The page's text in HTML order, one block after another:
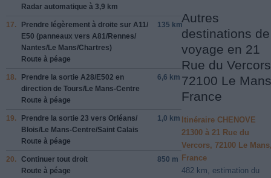
Radar automatique à 3,9 km
17. Prendre légèrement à droite sur A11/
E50 (panneaux vers A81/Rennes/
Nantes/Le Mans/Chartres)
Route à péage
135 km
18. Prendre la sortie A28/E502 en
direction de Tours/Le Mans-Centre
Route à péage
6,6 km
19. Prendre la sortie 23 vers Orléans/
Blois/Le Mans-Centre/Saint Calais
Route à péage
1,0 km
20. Continuer tout droit
Route à péage
850 m
Autres
destinations de
voyage en 21
Rue du
72100 Le
France
Itinéraire CHENOVE
21300 à 21 Rue du
Vercors, 72100 Le
France
482 km, estimation du